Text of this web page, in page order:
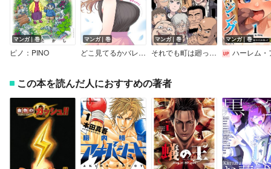
マンガ｜巻
ピノ：PINO
マンガ｜巻
どこ見てるかバレバレだよ？ カザマアヤミ作品集
マンガ｜巻
それでも町は廻っている 公式ガイドブック廻覧板
マンガ｜巻
ハーレム・アップライジング ～女尊男卑の世界で魔王の力を使って支配します
この本を読んだ人におすすめの著者